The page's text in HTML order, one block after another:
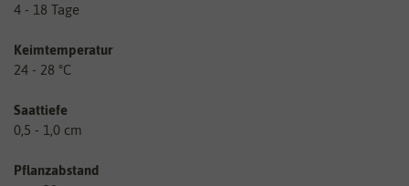
4 - 18 Tage
Keimtemperatur
24 - 28 °C
Saattiefe
0,5 - 1,0 cm
Pflanzabstand